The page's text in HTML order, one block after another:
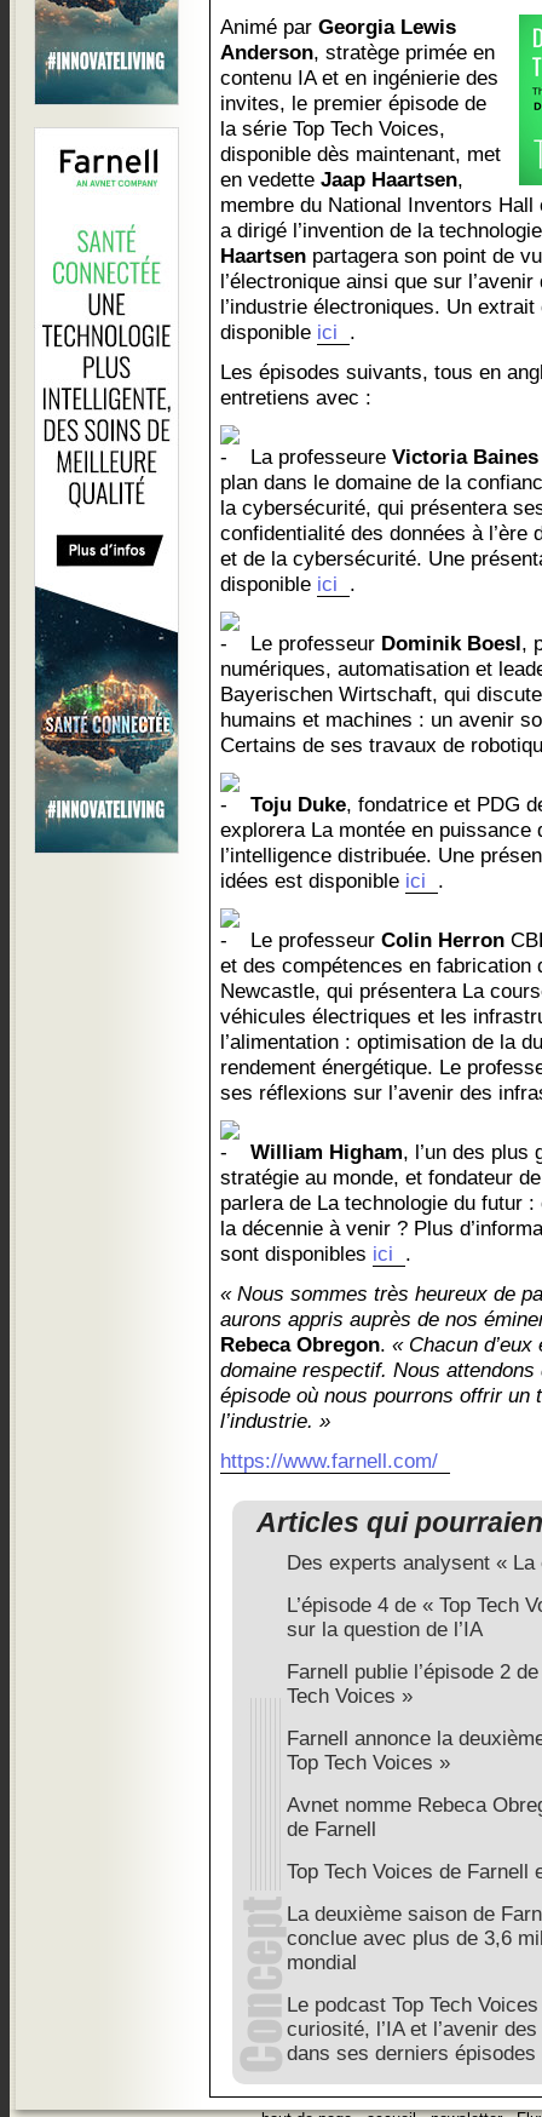
Animé par Georgia Lewis
Anderson, stratège primée en
contenu IA et en ingénierie des
invites, le premier épisode de
la série Top Tech Voices,
disponible dès maintenant, met
en vedette Jaap Haartsen,
membre du National Inventors
a dirigé l’invention de la
Haartsen partagera son point de
l’électronique ainsi que sur
l’industrie électroniques. Un
disponible ici .
Les épisodes suivants, tous en
entretiens avec :
La professeure Victoria Baines
plan dans le domaine de la
la cybersécurité, qui présentera
confidentialité des données à l’ère
et de la cybersécurité. Une
disponible ici .
Le professeur Dominik Boesl,
numériques, automatisation et
Bayerischen Wirtschaft, qui
humains et machines : un avenir
Certains de ses travaux de
Toju Duke, fondatrice et PDG
explorera La montée en puissance
l’intelligence distribuée. Une
idées est disponible ici .
Le professeur Colin Herron
et des compétences en fabrication
Newcastle, qui présentera La
véhicules électriques et les
l’alimentation : optimisation de la
rendement énergétique. Le
ses réflexions sur l’avenir des
William Higham, l’un des plus
stratégie au monde, et fondateur
parlera de La technologie du futur
la décennie à venir ? Plus
sont disponibles ici .
« Nous sommes très heureux de
aurons appris auprès de nos
Rebeca Obregon. « Chacun
domaine respectif. Nous
épisode où nous pourrons offrir un
l’industrie. »
https://www.farnell.com/
Articles qui
Des experts analysent «
L’épisode 4 de « Top Tech
sur la question de l’IA
Farnell publie l’épisode 2
Tech Voices »
Farnell annonce la
Top Tech Voices »
Avnet nomme Rebeca
de Farnell
Top Tech Voices de Farnell
La deuxième saison de
conclue avec plus de 3,6
mondial
Le podcast Top Tech
curiosité, l’IA et l’avenir
dans ses derniers épisodes